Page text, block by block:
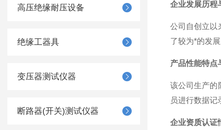
高压绝缘耐压设备
绝缘工器具
变压器测试仪器
断路器(开关)测试仪器
企业发展历程
公司自创立以
了较为*的发
产品性能特点
该公司生产的
员进行数据记
企业资质认证